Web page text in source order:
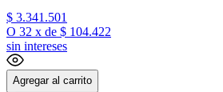
$ 3.341 .501
O 32 x de $ 104.422
sin intereses
Agregar al carrito